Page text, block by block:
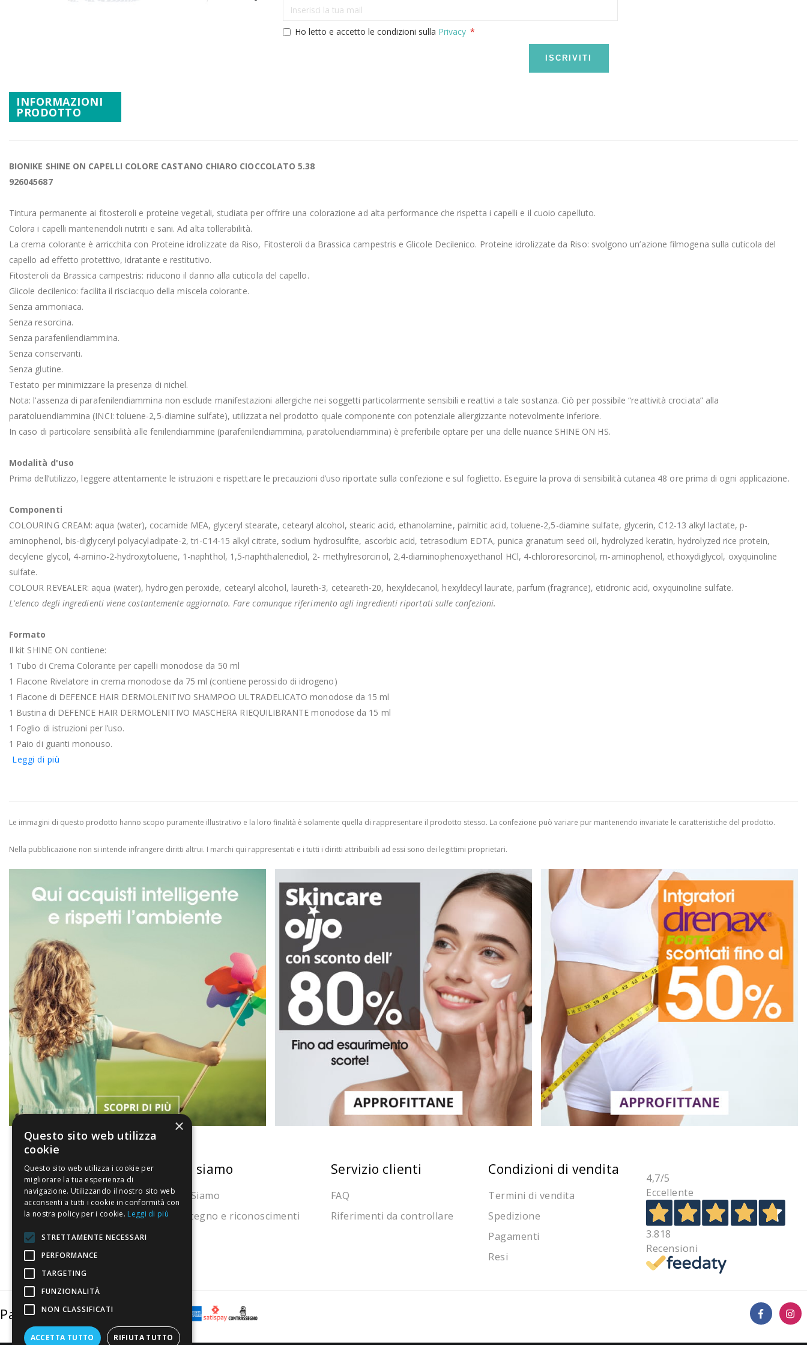
immagini
Ho letto e accetto le condizioni sulla Privacy
ISCRIVITI
INFORMAZIONI
PRODOTTO
BIONIKE SHINE ON CAPELLI COLORE CASTANO CHIARO CIOCCOLATO 5.38
926045687
Tintura permanente ai fitosteroli e proteine vegetali, studiata per offrire una colorazione ad alta performance che rispetta i capelli e il cuoio capelluto.
Colora i capelli mantenendoli nutriti e sani.Ad alta tollerabilità.
La crema colorante è arricchita con Proteine idrolizzate da Riso, Fitosteroli da Brassica campestris e Glicole Decilenico. Proteine idrolizzate da Riso: svolgono un’azione filmogena sulla cuticola del
capello ad effetto protettivo, idratante e restitutivo.
Fitosteroli da Brassica campestris: riducono il danno alla cuticola del capello.
Glicole decilenico: facilita il risciacquo della miscela colorante.
Senza ammoniaca.
Senza resorcina.
Senza parafenilendiammina.
Senza conservanti.
Senza glutine.
Testato per minimizzare la presenza di nichel.
Nota: l’assenza di parafenilendiammina non esclude manifestazioni allergiche nei soggetti particolarmente sensibili e reattivi a tale sostanza. Ciò per possibile “reattività crociata” alla
paratoluendiammina (INCI: toluene-2,5-diamine sulfate), utilizzata nel prodotto quale componente con potenziale allergizzante notevolmente inferiore.
In caso di particolare sensibilità alle fenilendiammine (parafenilendiammina, paratoluendiammina) è preferibile optare per una delle nuance SHINE ON HS.
Modalità d'uso
Prima dell’utilizzo, leggere attentamente le istruzioni e rispettare le precauzioni d’uso riportate sulla confezione e sul foglietto. Eseguire la prova di sensibilità cutanea 48 ore prima di ogni applicazione.
Componenti
COLOURING CREAM: aqua (water), cocamide MEA, glyceryl stearate, cetearyl alcohol, stearic acid, ethanolamine, palmitic acid, toluene-2,5-diamine sulfate, glycerin, C12-13 alkyl lactate, p-
aminophenol, bis-diglyceryl polyacyladipate-2, tri-C14-15 alkyl citrate, sodium hydrosulfite, ascorbic acid, tetrasodium EDTA, punica granatum seed oil, hydrolyzed keratin, hydrolyzed rice protein,
decylene glycol, 4-amino-2-hydroxytoluene, 1-naphthol, 1,5-naphthalenediol, 2- methylresorcinol, 2,4-diaminophenoxyethanol HCl, 4-chlororesorcinol, m-aminophenol, ethoxydiglycol, oxyquinoline
sulfate.
COLOUR REVEALER: aqua (water), hydrogen peroxide, cetearyl alcohol, laureth-3, ceteareth-20, hexyldecanol, hexyldecyl laurate, parfum (fragrance), etidronic acid, oxyquinoline sulfate.
L'elenco degli ingredienti viene costantemente aggiornato. Fare comunque riferimento agli ingredienti riportati sulle confezioni.
Formato
Il kit SHINE ON contiene:
1 Tubo di Crema Colorante per capelli monodose da 50 ml
1 Flacone Rivelatore in crema monodose da 75 ml (contiene perossido di idrogeno)
1 Flacone di DEFENCE HAIR DERMOLENITIVO SHAMPOO ULTRADELICATO monodose da 15 ml
1 Bustina di DEFENCE HAIR DERMOLENITIVO MASCHERA RIEQUILIBRANTE monodose da 15 ml
1 Foglio di istruzioni per l’uso.
1 Paio di guanti monouso.
Leggi di più
Le immagini di questo prodotto hanno scopo puramente illustrativo e la loro finalità è solamente quella di rappresentare il prodotto stesso. La confezione può variare pur mantenendo invariate le caratteristiche del prodotto.
Nella pubblicazione non si intende infrangere diritti altrui. I marchi qui rappresentati e i tutti i diritti attribuibili ad essi sono dei legittimi proprietari.
La nostra convenienza
Il risparmio che fa ambiente
Il nostro manifesto
Il blog
Perché fidarti
Vendi con noi
Chi siamo
Chi Siamo
Sostegno e riconoscimenti
Servizio clienti
FAQ
Riferimenti da controllare
Condizioni di vendita
Termini di vendita
Spedizione
Pagamenti
Resi
4,7/5
Eccellente
3.818
Recensioni
Pagamenti sicuri
×
Questo sito web utilizza
cookie
Questo sito web utilizza i cookie per
migliorare la tua esperienza di
navigazione. Utilizzando il nostro sito web
acconsenti a tutti i cookie in conformità con
la nostra policy per i cookie. Leggi di più
STRETTAMENTE NECESSARI
PERFORMANCE
TARGETING
FUNZIONALITÀ
NON CLASSIFICATI
ACCETTA TUTTO RIFIUTA TUTTO